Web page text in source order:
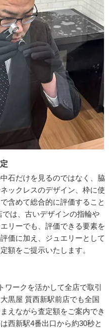
石だけを見るのではなく、脇
ックレスのデザイン、枠に使
含めて総合的に評価すること
は、古いデザインの指輪や
リーでも、評価できる要素を
価に加え、ジュエリーとして
額をご提示いたします。
ワークを活かして全店で取引
黒屋 質西新駅前店でも全国
えながら査定額をご案内でき
西新駅4番出口から約30秒と